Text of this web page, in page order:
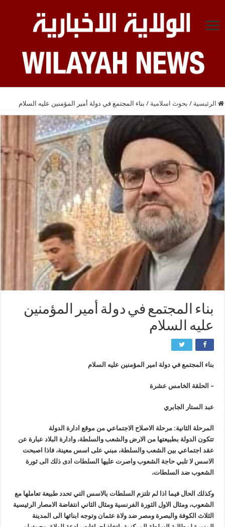
الرئيسية / بحوث اسلامية / بناء المجتمع في دولة أمير المؤمنين عليه السلام
بناء المجتمع في دولة أمير المؤمنين
عليه السلام
بناء المجتمع في دولة امير المؤمنين عليه السلام
– الحلقة الخامس عشرة
عبد الستار الجابري
المرحلة الثانية: مرحلة الاصلاح الاجتماعي من موقع ادارة الدولة
تتكون الدولة بطبيعتها من الارض والشعب والسلطة، وادارة البلاد عبارة عن
عقد اجتماعي بين الشعب والسلطة، مبني على اسس معينة، فاذا اصبحت
الاسس لا تلبي حاجة الشعوب واصرت عليها السلطات ادى ذلك الى ثورة
الشعوب ضد السلطات،
وكذلك الحال فيما اذا لم تلتزم السلطات بالاسس التي تحدد طبيعة تعاملها مع
الشعوب، ومثال الاول الثورة الفرنسية ومثال الثاني انتفاضة الامصار الرئيسية
الثلاث الكوفة والبصرة ومصر ضد ولاة عثمان وتوجه ابنائها الى المدينة